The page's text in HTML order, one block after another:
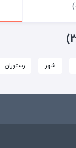
شهر رستوران